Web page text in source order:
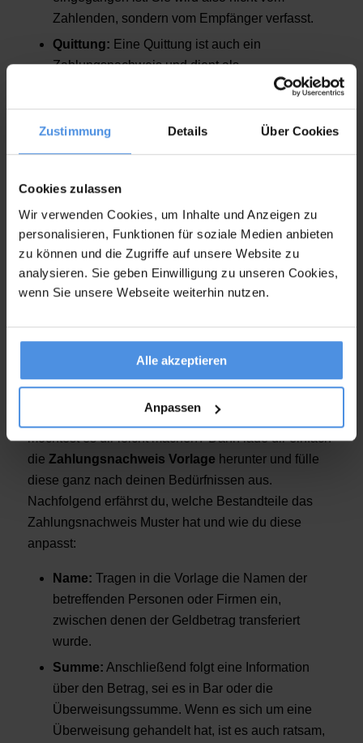
Zustimmung Details Über Cookies
Cookies zulassen
Wir verwenden Cookies, um Inhalte und Anzeigen zu
personalisieren, Funktionen für soziale Medien anbieten
zu können und die Zugriffe auf unsere Website zu
analysieren. Sie geben Einwilligung zu unseren Cookies,
wenn Sie unsere Webseite weiterhin nutzen.
Alle akzeptieren
Anpassen
Zahlenden, sondern vom Empfänger verfasst.
Quittung: Eine Quittung ist auch ein
Zahlungsnachweis und dient als
Empfangsbestätigung einer Zahlung. Sie kommt
am häufigsten bei Barzahlungen zum Einsatz
und kann jede Art von Zahlung bestätigen.
vorgeschrieben
gültig sind, hängt von der jeweiligen Situation ab. Es
gibt für verschiedene Situationen eine
Gesetzesgrundlage. Ein Beispiel ist § 676 BGB, bei
dem es um den Nachweis der Ausführung von
Zahlungsvorgängen geht.
Zahlungsnachweis Vorlage
richtig ausfüllen
Du brauchst einen Nachweis für eine Zahlung und
möchtest es dir leicht machen? Dann lade dir einfach
die Zahlungsnachweis Vorlage herunter und fülle
diese ganz nach deinen Bedürfnissen aus.
Nachfolgend erfährst du, welche Bestandteile das
Zahlungsnachweis Muster hat und wie du diese
anpasst:
Name: Tragen in die Vorlage die Namen der
betreffenden Personen oder Firmen ein,
zwischen denen der Geldbetrag transferiert
wurde.
Summe: Anschließend folgt eine Information
über den Betrag, sei es in Bar oder die
Überweisungssumme. Wenn es sich um eine
Überweisung gehandelt hat, ist es auch ratsam,